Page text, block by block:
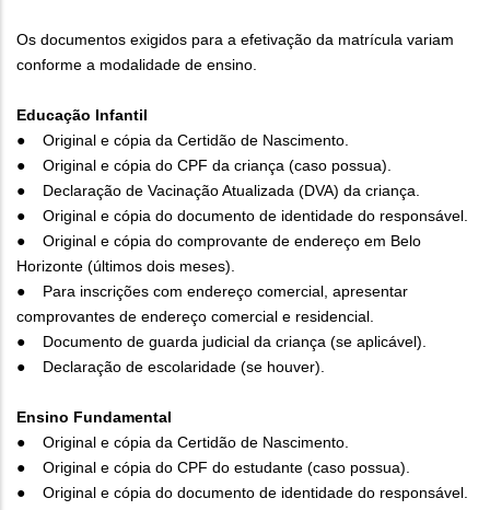
Os documentos exigidos para a efetivação da matrícula variam
conforme a modalidade de ensino.
Educação Infantil
● Original e cópia da Certidão de Nascimento.
● Original e cópia do CPF da criança (caso possua).
● Declaração de Vacinação Atualizada (DVA) da criança.
● Original e cópia do documento de identidade do responsável.
● Original e cópia do comprovante de endereço em Belo
Horizonte (últimos dois meses).
● Para inscrições com endereço comercial, apresentar
comprovantes de endereço comercial e residencial.
● Documento de guarda judicial da criança (se aplicável).
● Declaração de escolaridade (se houver).
Ensino Fundamental
● Original e cópia da Certidão de Nascimento.
● Original e cópia do CPF do estudante (caso possua).
● Original e cópia do documento de identidade do responsável.